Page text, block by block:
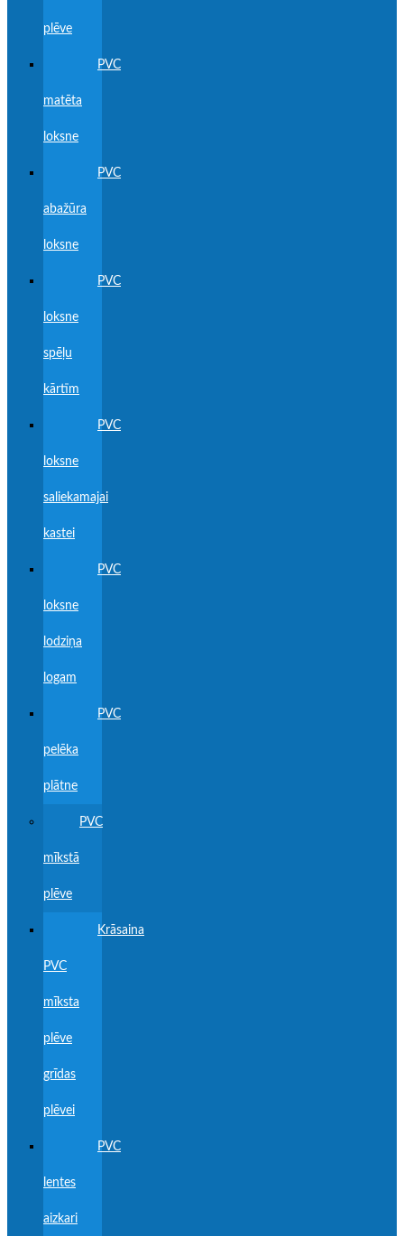
plēve
PVC
matēta
loksne
PVC
abažūra
loksne
PVC
loksne
spēļu
kārtīm
PVC
loksne
saliekamajai
kastei
PVC
loksne
lodziņa
logam
PVC
pelēka
plātne
PVC
mīkstā
plēve
Krāsaina
PVC
mīksta
plēve
grīdas
plēvei
PVC
lentes
aizkari